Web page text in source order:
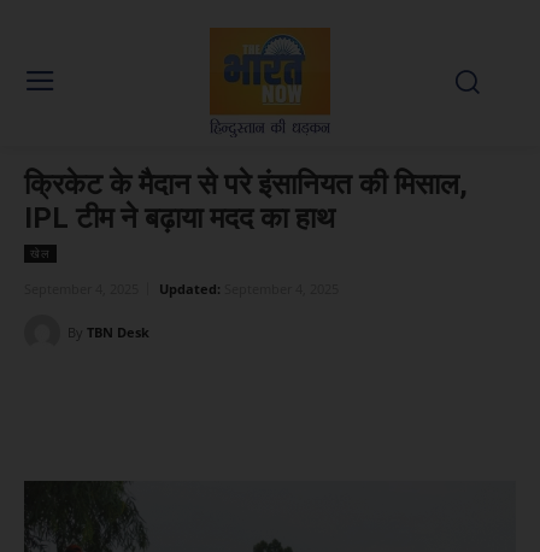
क्रिकेट के मैदान से परे इंसानियत की मिसाल,
IPL टीम ने बढ़ाया मदद का हाथ
खेल
Updated:
By TBN Desk